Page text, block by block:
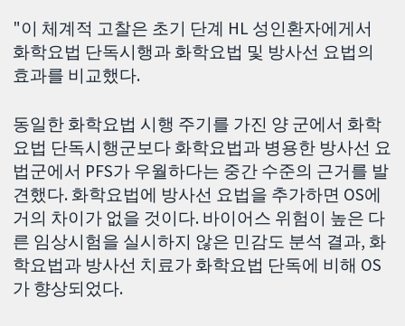
"이 체계적 고찰은 초기 단계 HL 성인환자에게서
화학요법 단독시행과 화학요법 및 방사선 요법의
효과를 비교했다.
동일한 화학요법 시행 주기를 가진 양 군에서 화학
요법 단독시행군보다 화학요법과 병용한 방사선 요
법군에서 PFS가 우월하다는 중간 수준의 근거를 발
견했다. 화학요법에 방사선 요법을 추가하면 OS에
거의 차이가 없을 것이다. 바이어스 위험이 높은 다
른 임상시험을 실시하지 않은 민감도 분석 결과, 화
학요법과 방사선 치료가 화학요법 단독에 비해 OS
가 향상되었다.